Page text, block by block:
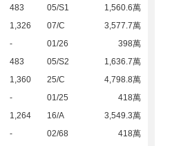
483 05/S1
1,560.6萬
1,326 07/C
3,577.7萬
- 01/26
398萬
483 05/S2
1,636.7萬
1,360 25/C
4,798.8萬
- 01/25
418萬
1,264 16/A
3,549.3萬
- 02/68
418萬